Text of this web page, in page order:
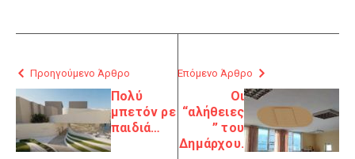
Προηγούμενο Άρθρο
Πολύ
μπετόν ρε
παιδιά…
Επόμενο Άρθρο
Οι
“αλήθειες
” του
Δημάρχου.